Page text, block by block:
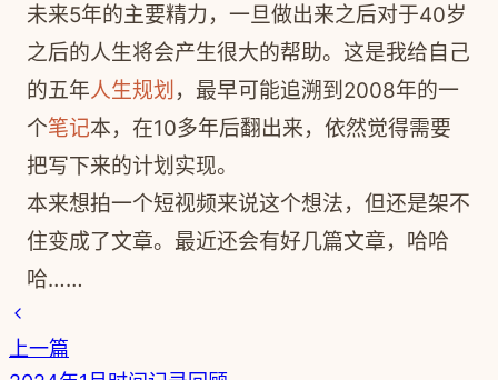
未来5年的主要精力，一旦做出来之后对于40岁
之后的人生将会产生很大的帮助。这是我给自己
的五年人生规划 ，最早可能追溯到2008年的一
个笔记本，在10多年后翻出来，依然觉得需要
把写下来的计划实现。
本来想拍一个短视频来说这个想法，但还是架不
住变成了文章。最近还会有好几篇文章，哈哈
哈……
上一篇